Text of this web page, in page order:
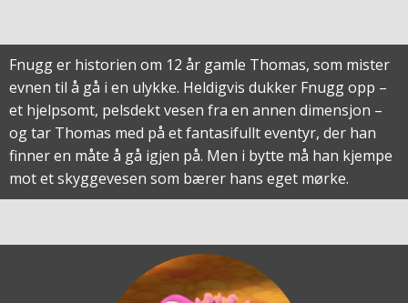
Fnugg er historien om 12 år gamle Thomas, som mister
evnen til å gå i en ulykke. Heldigvis dukker Fnugg opp –
et hjelpsomt, pelsdekt vesen fra en annen dimensjon –
og tar Thomas med på et fantasifullt eventyr, der han
finner en måte å gå igjen på. Men i bytte må han kjempe
mot et skyggevesen som bærer hans eget mørke.